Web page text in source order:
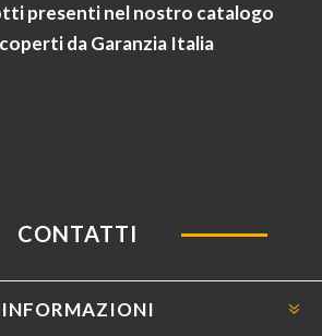
presenti nel nostro catalogo
da Garanzia Italia
CONTATTI
INFORMAZIONI